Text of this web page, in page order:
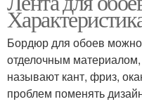
Бордюр для обоев
отделочным
называют кант, фриз,
проблем поменять